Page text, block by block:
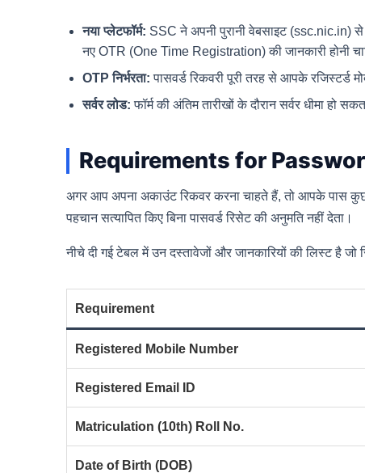
नया प्लेटफॉर्म: SSC ने अपनी पुरानी वेबसाइट (ssc.nic.in) से
नए OTR (One Time Registration) की जानकारी होनी
OTP निर्भरता: पासवर्ड रिकवरी पूरी तरह से आपके रजिस्टर्ड
सर्वर लोड: फॉर्म की अंतिम तारीखों के दौरान सर्वर धीमा हो
Requirements for
अगर आप अपना अकाउंट रिकवर करना चाहते हैं, तो आपके पास कुछ
पहचान सत्यापित किए बिना पासवर्ड रिसेट की अनुमति नहीं देता।
नीचे दी गई टेबल में उन दस्तावेजों और जानकारियों की लिस्ट है जो
Requirement
Registered Mobile Number
Registered Email ID
Matriculation (10th) Roll No.
Date of Birth (DOB)